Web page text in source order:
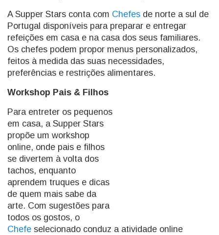
A Supper Stars conta com Chefes de norte a sul de
Portugal disponíveis para preparar e entregar
refeições em casa e na casa dos seus familiares.
Os chefes podem propor menus personalizados,
feitos à medida das suas necessidades,
preferências e restrições alimentares.
Workshop Pais & Filhos
Para entreter os pequenos
em casa, a Supper Stars
propõe um workshop
online, onde pais e filhos
se divertem à volta dos
tachos, enquanto
aprendem truques e dicas
de quem mais sabe da
arte. Com sugestões para
todos os gostos, o
Chefe selecionado conduz a atividade online